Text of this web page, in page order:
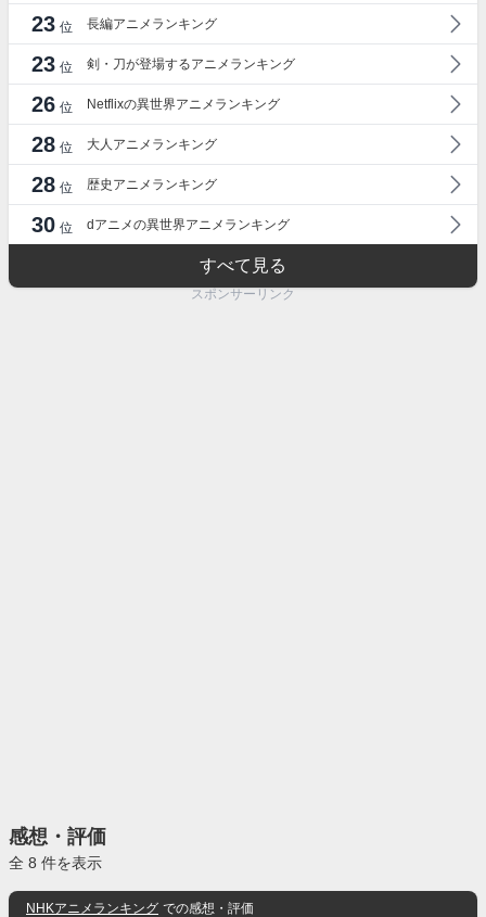
23 位 長編アニメランキング
23 位 剣・刀が登場するアニメランキング
26 位 Netflixの異世界アニメランキング
28 位 大人アニメランキング
28 位 歴史アニメランキング
30 位 dアニメの異世界アニメランキング
すべて見る
スポンサーリンク
感想・評価
全 8 件を表示
NHKアニメランキング での感想・評価